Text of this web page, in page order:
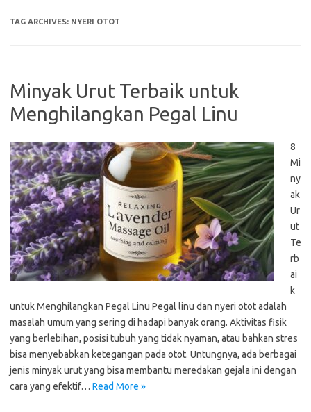
TAG ARCHIVES: NYERI OTOT
Minyak Urut Terbaik untuk
Menghilangkan Pegal Linu
8
Mi
ny
ak
Ur
ut
Te
rb
ai
k
untuk Menghilangkan Pegal Linu Pegal linu dan nyeri otot adalah
masalah umum yang sering di hadapi banyak orang. Aktivitas fisik
yang berlebihan, posisi tubuh yang tidak nyaman, atau bahkan stres
bisa menyebabkan ketegangan pada otot. Untungnya, ada berbagai
jenis minyak urut yang bisa membantu meredakan gejala ini dengan
cara yang efektif… Read More »